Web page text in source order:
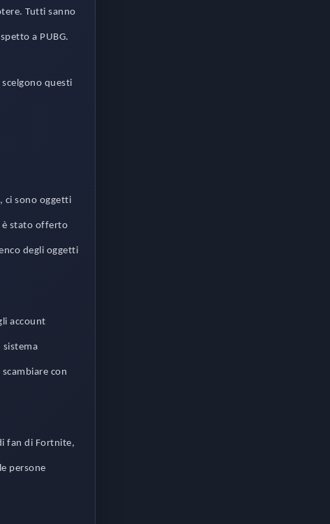
Tutti sanno
a PUBG.
questi
ci sono oggetti
è stato offerto
degli oggetti
account
sistema
con
fan di Fortnite,
persone